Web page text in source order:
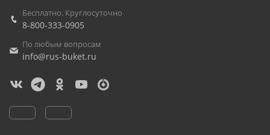
Бесплатно. Круглосуточно
8-800-333-0905
По любым вопросам
info@rus-buket.ru